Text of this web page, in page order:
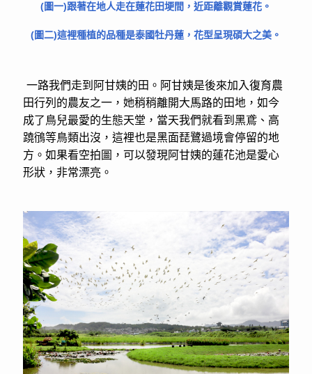
(圖一)跟著在地人走在蓮花田埂間，近距離觀賞蓮花。
(圖二)這裡種植的品種是泰國牡丹蓮，花型呈現碩大之美。
一路我們走到阿甘姨的田。阿甘姨是後來加入復育農
田行列的農友之一，她稍稍離開大馬路的田地，如今
成了鳥兒最愛的生態天堂，當天我們就看到黑鳶、高
蹺鴴等鳥類出沒，這裡也是黑面琵鷺過境會停留的地
方。如果看空拍圖，可以發現阿甘姨的蓮花池是愛心
形狀，非常漂亮。